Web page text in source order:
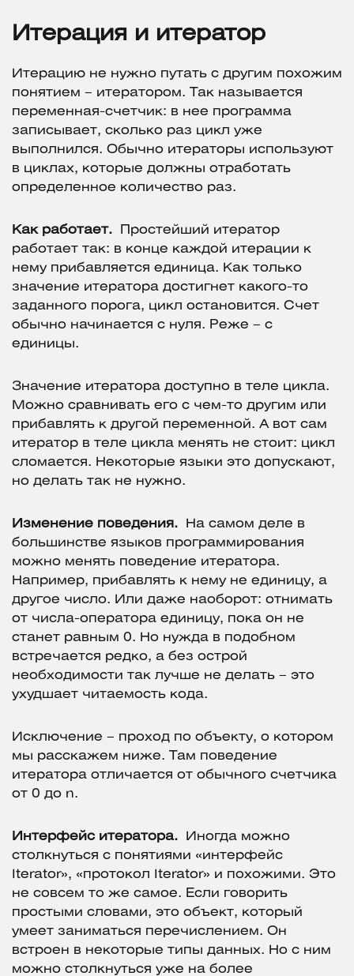
Итерация и итератор
Итерацию не нужно путать с другим похожим
понятием – итератором. Так называется
переменная-счетчик: в нее программа
записывает, сколько раз цикл уже
выполнился. Обычно итераторы используют
в циклах, которые должны отработать
определенное количество раз.
Как работает.
Простейший итератор
работает так: в конце каждой итерации к
нему прибавляется единица. Как только
значение итератора достигнет какого-то
заданного порога, цикл остановится. Счет
обычно начинается с нуля. Реже – с
единицы.
Значение итератора доступно в теле цикла.
Можно сравнивать его с чем-то другим или
прибавлять к другой переменной. А вот сам
итератор в теле цикла менять не стоит: цикл
сломается. Некоторые языки это допускают,
но делать так не нужно.
Изменение поведения.
На самом деле в
большинстве языков программирования
можно менять поведение итератора.
Например, прибавлять к нему не единицу, а
другое число. Или даже наоборот: отнимать
от числа-оператора единицу, пока он не
станет равным 0. Но нужда в подобном
встречается редко, а без острой
необходимости так лучше не делать – это
ухудшает читаемость кода.
Исключение – проход по объекту, о котором
мы расскажем ниже. Там поведение
итератора отличается от обычного счетчика
от 0 до n.
Интерфейс итератора.
Иногда можно
столкнуться с понятиями «интерфейс
Iterator», «протокол Iterator» и похожими. Это
не совсем то же самое. Если говорить
простыми словами, это объект, который
умеет заниматься перечислением. Он
встроен в некоторые типы данных. Но с ним
можно столкнуться уже на более